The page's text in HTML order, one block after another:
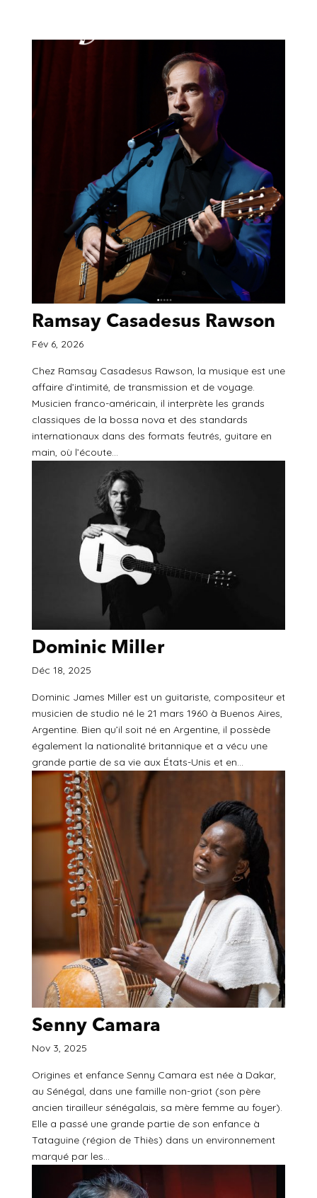
Ramsay Casadesus Rawson
Fév 6, 2026
Chez Ramsay Casadesus Rawson, la musique est une
affaire d’intimité, de transmission et de voyage.
Musicien franco-américain, il interprète les grands
classiques de la bossa nova et des standards
internationaux dans des formats feutrés, guitare en
main, où l’écoute...
Dominic Miller
Déc 18, 2025
Dominic James Miller est un guitariste, compositeur et
musicien de studio né le 21 mars 1960 à Buenos Aires,
Argentine. Bien qu’il soit né en Argentine, il possède
également la nationalité britannique et a vécu une
grande partie de sa vie aux États-Unis et en...
Senny Camara
Nov 3, 2025
Origines et enfance Senny Camara est née à Dakar,
au Sénégal, dans une famille non-griot (son père
ancien tirailleur sénégalais, sa mère femme au foyer).
Elle a passé une grande partie de son enfance à
Tataguine (région de Thiès) dans un environnement
marqué par les...